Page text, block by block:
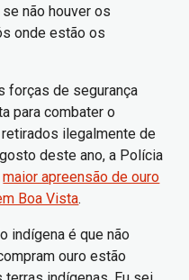
não houver os
onde estão os
forças de segurança
para combater o
ilegalmente de
deste ano, a Polícia
maior apreensão de ouro
Boa Vista.
indígena é que não
ouro estão